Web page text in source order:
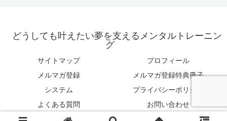
どうしても叶えたい夢を支えるメンタルトレーニン
グ
サイトマップ
プロフィール
メルマガ登録
メルマガ登録特典冊子
システム
プライバシーポリシー
よくある質問
お問い合わせ